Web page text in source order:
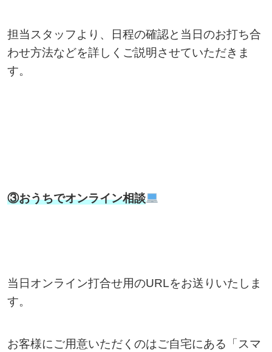
担当スタッフより、日程の確認と当日のお打ち合
わせ方法などを詳しくご説明させていただきま
す。
③おうちでオンライン相談
当日オンライン打合せ用のURLをお送りいたしま
す。
お客様にご用意いただくのはご自宅にある「スマ